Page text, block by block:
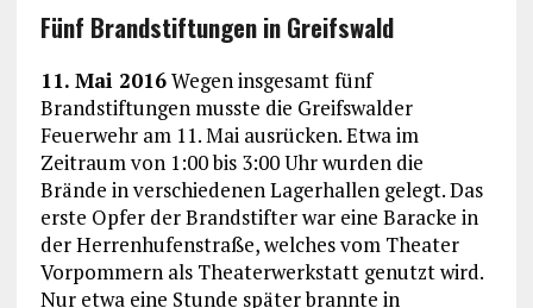
Fünf Brandstiftungen in Greifswald
11. Mai 2016Wegen insgesamt fünf
Brandstiftungen musste die Greifswalder
Feuerwehr am 11. Mai ausrücken. Etwa im
Zeitraum von 1:00 bis 3:00 Uhr wurden die
Brände in verschiedenen Lagerhallen gelegt. Das
erste Opfer der Brandstifter war eine Baracke in
der Herrenhufenstraße, welches vom Theater
Vorpommern als Theaterwerkstatt genutzt wird.
Nur etwa eine Stunde später brannte in